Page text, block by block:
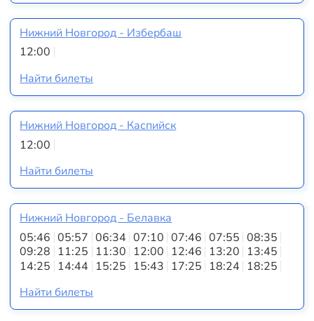
Нижний Новгород - Избербаш
12:00
Найти билеты
Нижний Новгород - Каспийск
12:00
Найти билеты
Нижний Новгород - Белавка
05:46 05:57 06:34 07:10 07:46 07:55 08:35
09:28 11:25 11:30 12:00 12:46 13:20 13:45
14:25 14:44 15:25 15:43 17:25 18:24 18:25
Найти билеты